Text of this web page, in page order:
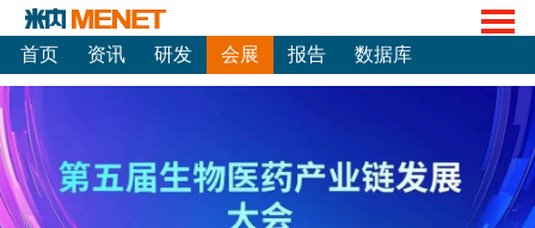
首页 资讯 研发 会展 报告 数据库